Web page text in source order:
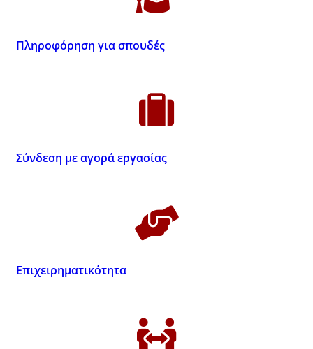
Πληροφόρηση για σπουδές
Σύνδεση με αγορά εργασίας
Επιχειρηματικότητα